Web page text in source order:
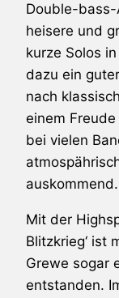
Double-
heisere und
kurze Solos
dazu ein
nach
einem
bei vielen
Mit der
Blitzkrieg‘ ist
Grewe sogar
entstanden.